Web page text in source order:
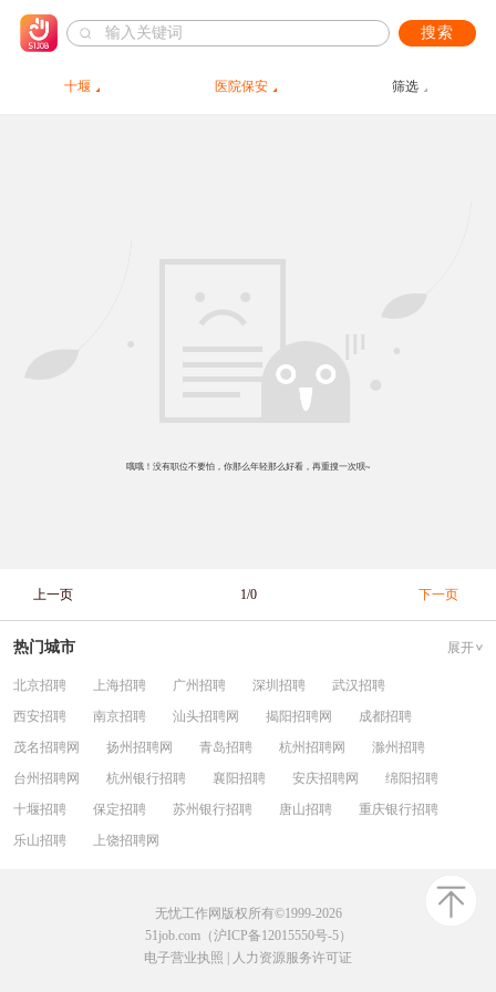
搜索
十堰 医院保安 筛选
哦哦！没有职位不要怕，你那么年轻那么好看，再重搜一次呗~
上一页 1/0 下一页
热门城市 展开
北京招聘 上海招聘 广州招聘 深圳招聘
武汉招聘
西安招聘
南京招聘 汕头招聘网 揭阳招聘网
成都招聘
茂名招聘网
扬州招聘网 青岛招聘 杭州招聘网
滁州招聘
台州招聘网
杭州银行招聘 襄阳招聘 安庆招聘网
绵阳招聘
十堰招聘
保定招聘 苏州银行招聘 唐山招聘
重庆银行招聘
乐山招聘
上饶招聘网
无忧工作网版权所有©1999-2026
51job.com（沪ICP备12015550号-5）
电子营业执照
人力资源服务许可证